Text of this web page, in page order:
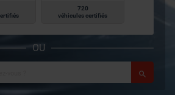
720
véhicules certifiés
OU